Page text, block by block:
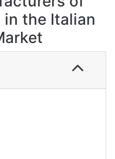
the Italian